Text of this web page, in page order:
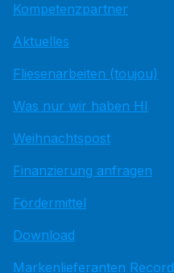
Kompetenzpartner
Aktuelles
Fliesenarbeiten (toujou)
Was nur wir haben HI
Weihnachtspost
Finanzierung anfragen
Fördermittel
Download
Markenlieferanten Record